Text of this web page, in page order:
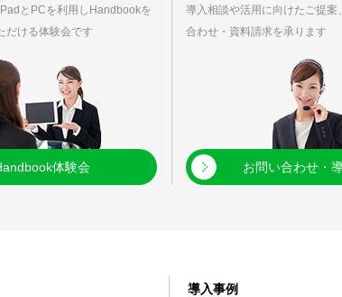
とPCを利用しHandbookを
だける体験会です
体験会
導入相談や活用に向けたご提案
合わせ・資料請求を承ります
お問い合わせ・
導入事例